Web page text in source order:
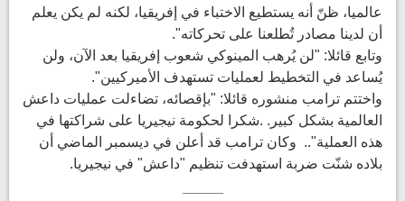
عالميا، ظنّ أنه يستطيع الاختباء في إفريقيا، لكنه لم يكن يعلم
أن لدينا مصادر تُطلعنا على تحركاته".
وتابع قائلا: "لن يُرهب المينوكي شعوب إفريقيا بعد الآن، ولن
يُساعد في التخطيط لعمليات تستهدف الأميركيين".
واختتم ترامب منشوره قائلا: "بإقصائه، تضاءلت عمليات داعش
العالمية بشكل كبير. .شكرا لحكومة نيجيريا على شراكتها في
هذه العملية".. وكان ترامب قد أعلن في ديسمبر الماضي أن
بلاده شنّت ضربة استهدفت تنظيم "داعش" في نيجيريا.